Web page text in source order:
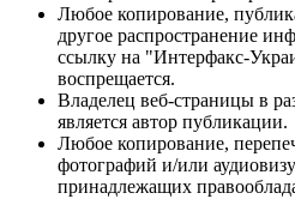
Любое копирование,
другое распространение
ссылку на "Интерфакс-
воспрещается.
Владелец веб-страницы в
является автор публикации.
Любое копирование,
фотографий и/или
принадлежащих